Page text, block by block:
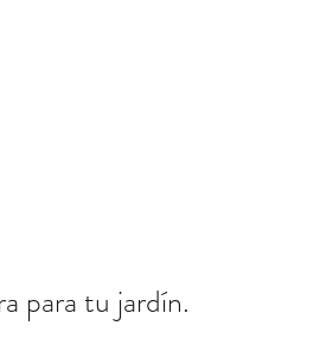
para tu jardín.